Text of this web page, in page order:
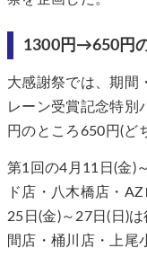
1300円→650円
大感謝祭では、期間
レーン受賞記念特
円のところ650円(ど
第1回の4月11日(金)
ド店・八木橋店・
25日(金)～27日(日)
間店・桶川店・上尾